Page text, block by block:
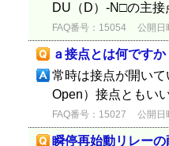
DU（D）-N□の主
FAQ番号：15054 公開日
ａ接点とは何ですか
常時は接点が開い
Open）接点ともい
FAQ番号：15027 公開日
瞬停再始動リレー